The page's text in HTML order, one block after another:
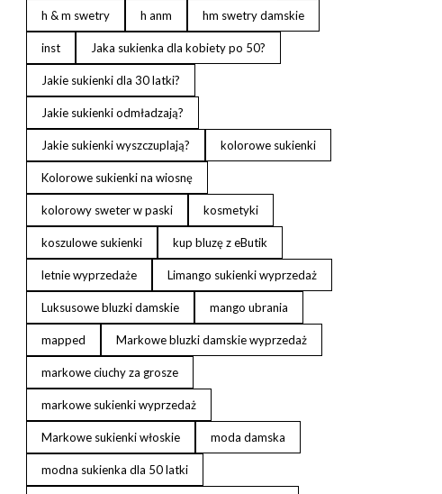
h & m swetry h anm hm swetry damskie
inst Jaka sukienka dla kobiety po 50?
Jakie sukienki dla 30 latki?
Jakie sukienki odmładzają?
Jakie sukienki wyszczuplają? kolorowe sukienki
Kolorowe sukienki na wiosnę
kolorowy sweter w paski kosmetyki
koszulowe sukienki kup bluzę z eButik
letnie wyprzedaże Limango sukienki wyprzedaż
Luksusowe bluzki damskie mango ubrania
mapped Markowe bluzki damskie wyprzedaż
markowe ciuchy za grosze
markowe sukienki wyprzedaż
Markowe sukienki włoskie moda damska
modna sukienka dla 50 latki